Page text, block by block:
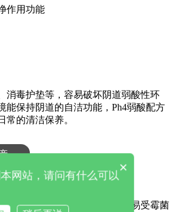
作用功能
消毒护垫等，容易破坏阴道弱酸性环
能保持阴道的自洁功能，Ph4弱酸配方
常的清洁保养。
道内糖原和酸度都会增高，容易受霉菌
可以介绍下你们的产品么
×
网站，请问有什么可以